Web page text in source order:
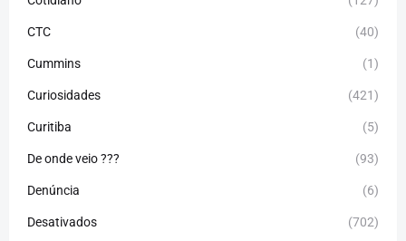
CTC (40)
Cummins (1)
Curiosidades (421)
Curitiba (5)
De onde veio ??? (93)
Denúncia (6)
Desativados (702)